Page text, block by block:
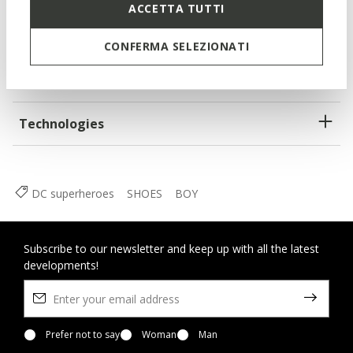
ACCETTA TUTTI
CONFERMA SELEZIONATI
Technologies
DC superheroes SHOES BOY
Subscribe to our newsletter and keep up with all the latest
developments!
Prefer not to say Woman Man